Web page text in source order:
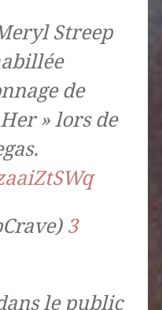
Streep
de
» lors de
3
le public